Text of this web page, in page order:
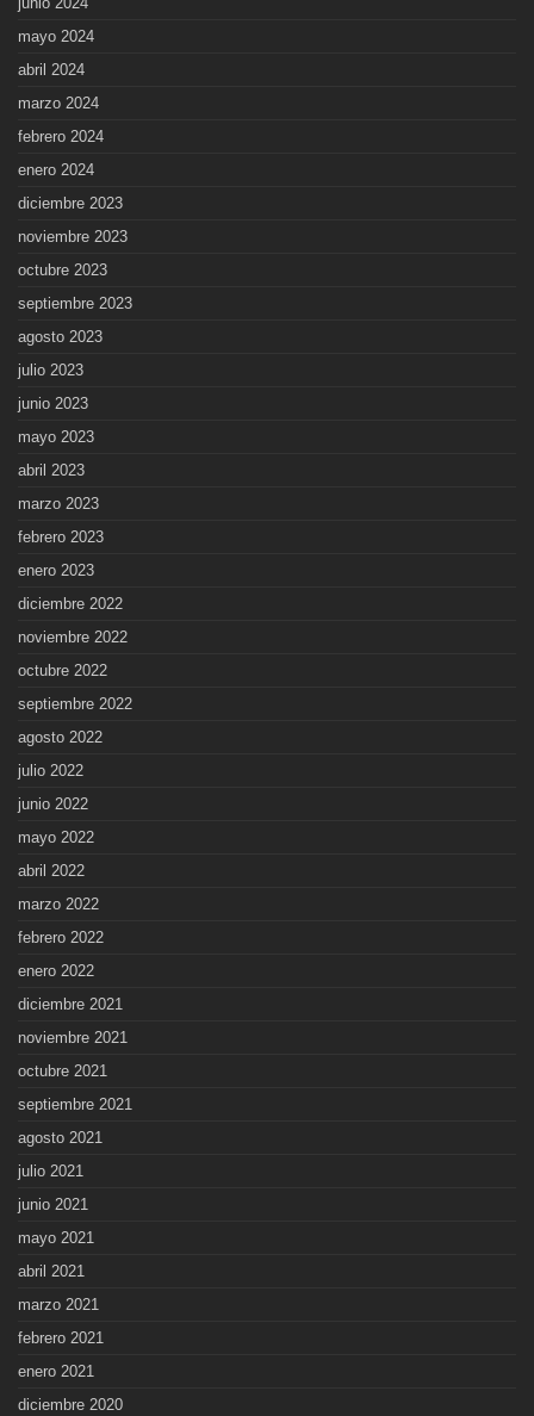
mayo 2024
abril 2024
marzo 2024
febrero 2024
enero 2024
diciembre 2023
noviembre 2023
octubre 2023
septiembre 2023
agosto 2023
julio 2023
junio 2023
mayo 2023
abril 2023
marzo 2023
febrero 2023
enero 2023
diciembre 2022
noviembre 2022
octubre 2022
septiembre 2022
agosto 2022
julio 2022
junio 2022
mayo 2022
abril 2022
marzo 2022
febrero 2022
enero 2022
diciembre 2021
noviembre 2021
octubre 2021
septiembre 2021
agosto 2021
julio 2021
junio 2021
mayo 2021
abril 2021
marzo 2021
febrero 2021
enero 2021
diciembre 2020